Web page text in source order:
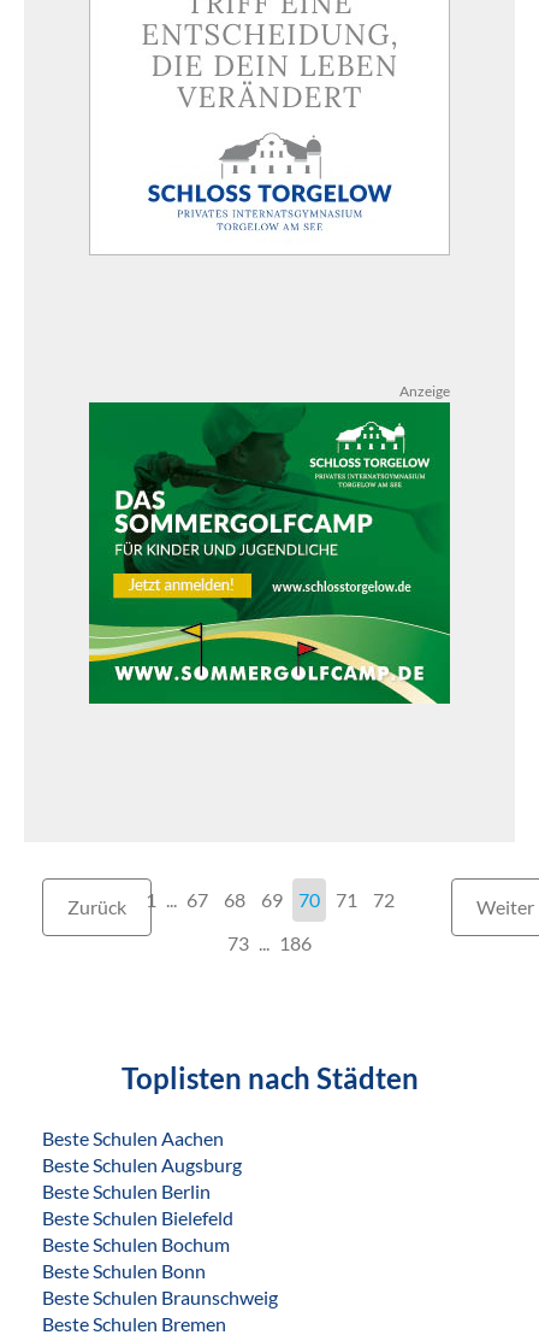
Anzeige
Zurück 1 67 68 69 70 71
72
73
186
Weiter
Toplisten nach Städten
Beste Schulen Aachen
Beste Schulen Augsburg
Beste Schulen Berlin
Beste Schulen Bielefeld
Beste Schulen Bochum
Beste Schulen Bonn
Beste Schulen Braunschweig
Beste Schulen Bremen